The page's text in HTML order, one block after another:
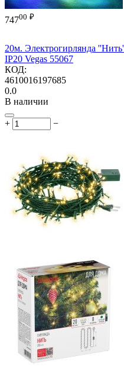
74700 ₽
20м. Электрогирлянда
IP20 Vegas 55067
КОД:
4610016197685
0.0
В наличии
+ −